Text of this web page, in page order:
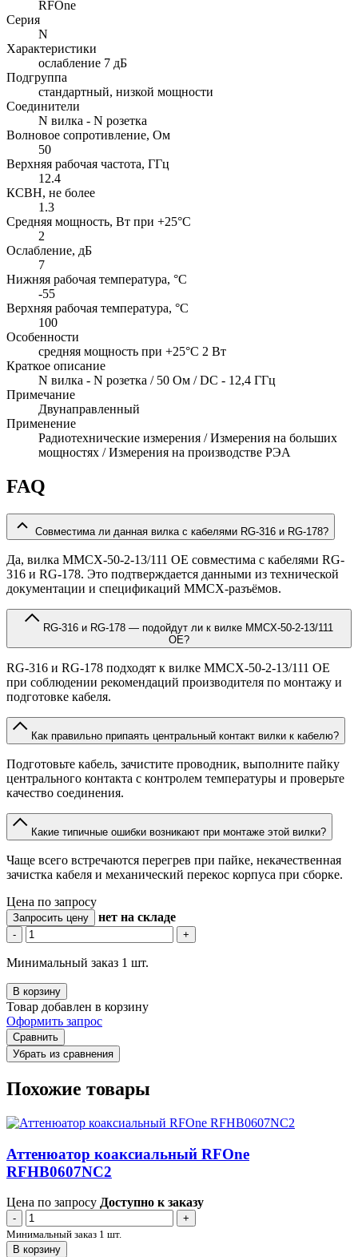
RFOne
Серия
N
Характеристики
ослабление 7 дБ
Подгруппа
стандартный, низкой мощности
Соединители
N вилка - N розетка
Волновое сопротивление, Ом
50
Верхняя рабочая частота, ГГц
12.4
КСВН, не более
1.3
Средняя мощность, Вт при +25°C
2
Ослабление, дБ
7
Нижняя рабочая температура, °C
-55
Верхняя рабочая температура, °C
100
Особенности
cредняя мощность при +25°C 2 Вт
Краткое описание
N вилка - N розетка / 50 Ом / DC - 12,4 ГГц
Примечание
Двунаправленный
Применение
Радиотехнические измерения / Измерения на больших
мощностях / Измерения на производстве РЭА
FAQ
Совместима ли данная вилка с кабелями RG-316 и RG-178?
Да, вилка MMCX-50-2-13/111 OE совместима с кабелями RG-
316 и RG-178. Это подтверждается данными из технической
документации и спецификаций MMCX-разъёмов.
OE?
RG-316 и RG-178 подходят к вилке MMCX-50-2-13/111 OE
при соблюдении рекомендаций производителя по монтажу и
подготовке кабеля.
Как правильно припаять центральный контакт вилки к кабелю?
Подготовьте кабель, зачистите проводник, выполните пайку
центрального контакта с контролем температуры и проверьте
качество соединения.
Какие типичные ошибки возникают при монтаже этой вилки?
Чаще всего встречаются перегрев при пайке, некачественная
зачистка кабеля и механический перекос корпуса при сборке.
Цена по запросу
Запросить цену нет на складе
- +
Минимальный заказ 1 шт.
В корзину
Товар добавлен в корзину
Оформить запрос
Сравнить
Убрать из сравнения
Похожие товары
Аттенюатор коаксиальный RFOne
RFHB0607NC2
Цена по запросу Доступно к заказу
-
+
Минимальный заказ 1 шт.
В корзину